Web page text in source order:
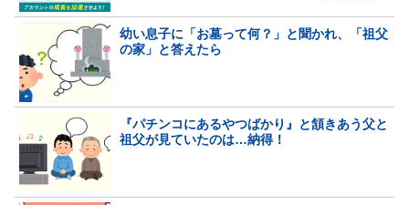
幼い息子に「お墓って何？」と聞かれ、「祖父
の家」と答えたら
『パチンコにあるやつばかり』と頷きあう父と
祖父が見ていたのは…納得！